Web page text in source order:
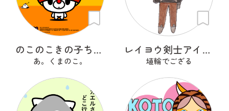
のこのこきの子ちゃん
あ。くまのこ。
レイヨウ剣士アイベクサー
埴輪でござる